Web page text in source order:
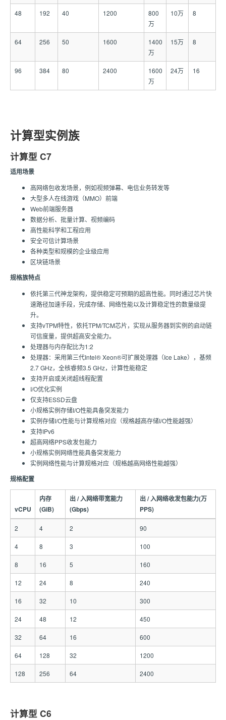
48 192 40 1200
800
万
10万 8
64 256 50 1600
1400
万
15万 8
96 384 80 2400
1600
万
24万 16
计算型实例族
计算型 C7
适用场景
高网络包收发场景，例如视频弹幕、电信业务转发等
大型多人在线游戏（MMO）前端
Web前端服务器
数据分析、批量计算、视频编码
高性能科学和工程应用
安全可信计算场景
各种类型和规模的企业级应用
区块链场景
规格族特点
依托第三代神龙架构，提供稳定可预期的超高性能。同时通过芯片快
速路径加速手段，完成存储、网络性能以及计算稳定性的数量级提
升。
支持vTPM特性，依托TPM/TCM芯片，实现从服务器到实例的启动链
可信度量，提供超高安全能力。
处理器与内存配比为1:2
处理器：采用第三代Intel® Xeon®可扩展处理器（Ice Lake），基频
2.7 GHz，全核睿频3.5 GHz，计算性能稳定
支持开启或关闭超线程配置
I/O优化实例
仅支持ESSD云盘
小规格实例存储I/O性能具备突发能力
实例存储I/O性能与计算规格对应（规格越高存储I/O性能越强）
支持IPv6
超高网络PPS收发包能力
小规格实例网络性能具备突发能力
实例网络性能与计算规格对应（规格越高网络性能越强）
规格配置
vCPU
内存
(GiB)
出 / 入网络带宽能力
(Gbps)
出 / 入网络收发包能力(万
PPS)
2 4 2 90
4 8 3 100
8 16 5 160
12 24 8 240
16 32 10 300
24 48 12 450
32 64 16 600
64 128 32 1200
128 256 64 2400
计算型 C6